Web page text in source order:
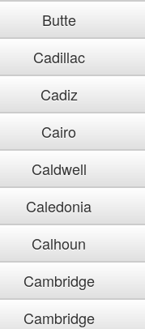
Butte
Cadillac
Cadiz
Cairo
Caldwell
Caledonia
Calhoun
Cambridge
Cambridge